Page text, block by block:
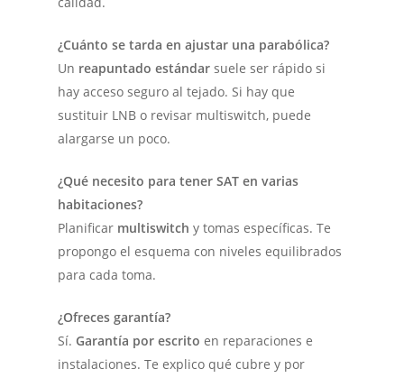
¿Cuánto se tarda en ajustar una parabólica?
Un reapuntado estándar suele ser rápido si
hay acceso seguro al tejado. Si hay que
sustituir LNB o revisar multiswitch, puede
alargarse un poco.
¿Qué necesito para tener SAT en varias
habitaciones?
Planificar multiswitch y tomas específicas. Te
propongo el esquema con niveles equilibrados
para cada toma.
¿Ofreces garantía?
Sí. Garantía por escrito en reparaciones e
instalaciones. Te explico qué cubre y por